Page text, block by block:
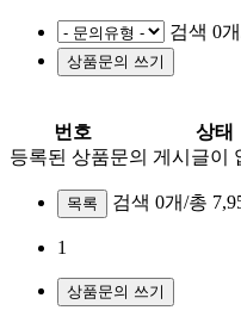
검색 0
번호
상태
등록된 상품문의 게시글이
목록 검색 0개/총
1